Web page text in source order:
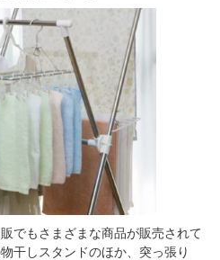
でもさまざまな商品が販売されて
干しスタンドのほか、突っ張り